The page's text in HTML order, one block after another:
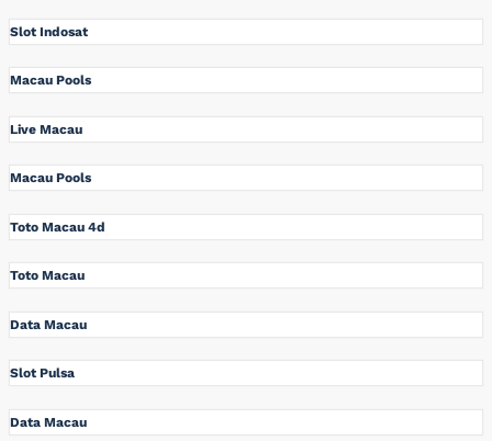
Slot Indosat
Macau Pools
Live Macau
Macau Pools
Toto Macau 4d
Toto Macau
Data Macau
Slot Pulsa
Data Macau